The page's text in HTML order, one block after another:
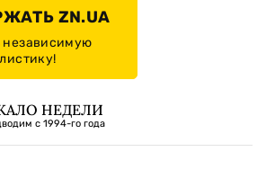
ZN.UA
независимую
НЕДЕЛИ
с 1994-го года